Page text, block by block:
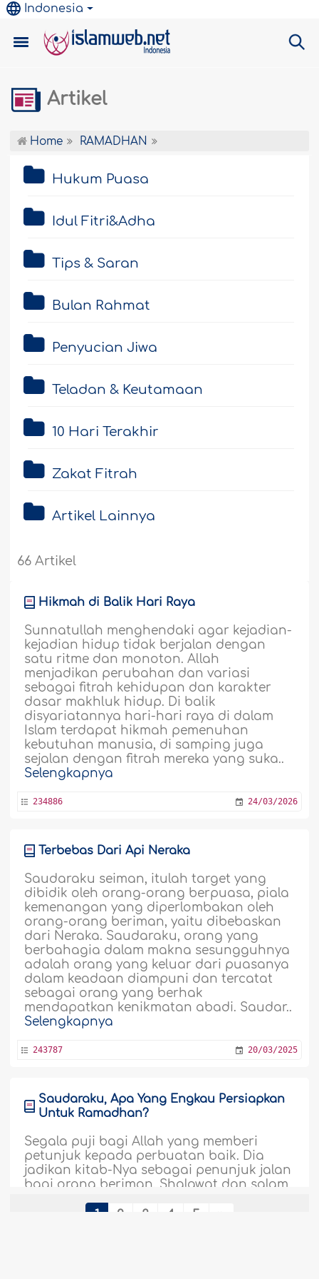
Indonesia
Artikel
Home RAMADHAN
Hukum Puasa
Idul Fitri&Adha
Tips & Saran
Bulan Rahmat
Penyucian Jiwa
Teladan & Keutamaan
10 Hari Terakhir
Zakat Fitrah
Artikel Lainnya
66 Artikel
Hikmah di Balik Hari Raya
Sunnatullah menghendaki agar kejadian-
kejadian hidup tidak berjalan dengan
satu ritme dan monoton. Allah
menjadikan perubahan dan variasi
sebagai fitrah kehidupan dan karakter
dasar makhluk hidup. Di balik
disyariatannya hari-hari raya di dalam
Islam terdapat hikmah pemenuhan
kebutuhan manusia, di samping juga
sejalan dengan fitrah mereka yang suka..
Selengkapnya
234886 24/03/2026
Terbebas Dari Api Neraka
Saudaraku seiman, itulah target yang
dibidik oleh orang-orang berpuasa, piala
kemenangan yang diperlombakan oleh
orang-orang beriman, yaitu dibebaskan
dari Neraka. Saudaraku, orang yang
berbahagia dalam makna sesungguhnya
adalah orang yang keluar dari puasanya
dalam keadaan diampuni dan tercatat
sebagai orang yang berhak
mendapatkan kenikmatan abadi. Saudar..
Selengkapnya
243787 20/03/2025
Saudaraku, Apa Yang Engkau Persiapkan
Untuk Ramadhan?
Segala puji bagi Allah yang memberi
petunjuk kepada perbuatan baik. Dia
jadikan kitab-Nya sebagai penunjuk jalan
bagi orang beriman. Shalawat dan salam
Muhammad—Shallallâhu `alaihi wasallam
1 2 3 4 5